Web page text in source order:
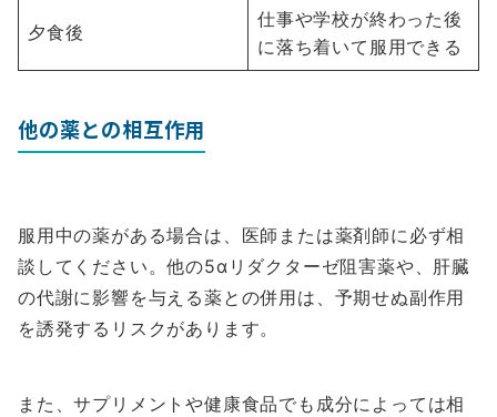
夕食後
仕事や学校が終わった後
に落ち着いて服用できる
他の薬との相互作用
服用中の薬がある場合は、医師または薬剤師に必ず相
談してください。他の5αリダクターゼ阻害薬や、肝臓
の代謝に影響を与える薬との併用は、予期せぬ副作用
を誘発するリスクがあります。
また、サプリメントや健康食品でも成分によっては相